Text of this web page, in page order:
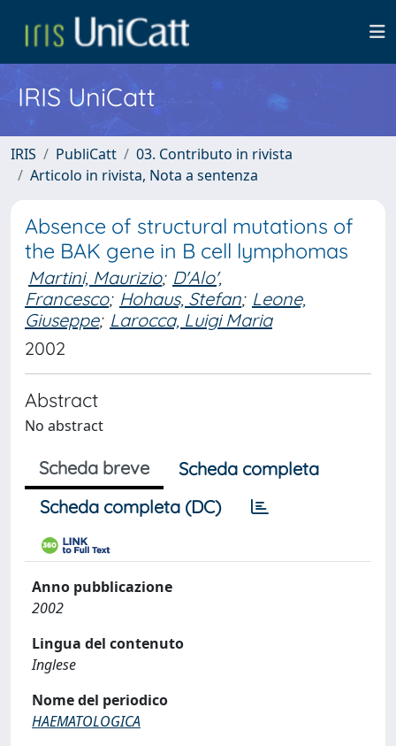
IRIS UniCatt
IRIS PubliCatt
03. Contributo in rivista
Articolo in rivista, Nota a sentenza
Absence of structural mutations of
the BAK gene in B cell lymphomas
Martini, Maurizio; D'Alo',
Francesco; Hohaus, Stefan; Leone,
Giuseppe; Larocca, Luigi Maria
2002
Abstract
No abstract
Scheda breve
Scheda completa
Scheda completa (DC)
Anno pubblicazione
2002
Lingua del contenuto
Inglese
Nome del periodico
HAEMATOLOGICA